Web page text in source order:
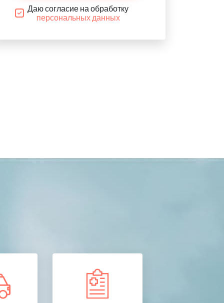
Даю согласие на обработку
персональных данных